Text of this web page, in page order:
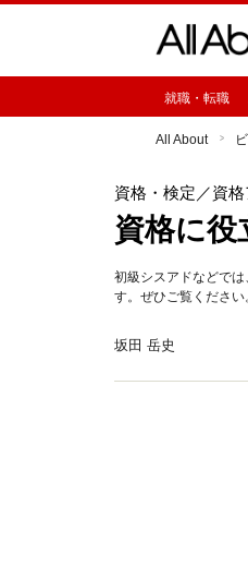
就職・転職
All About
資格・検定 ／資
資格に役
初級シスアドなどで
す。ぜひご覧ください
坂田 岳史